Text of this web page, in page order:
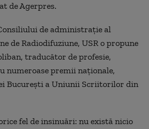
de Agerpres.
de administraţie al
de Radiodifuziune, USR o propune
traducător de profesie,
numeroase premii naţionale,
Bucureşti a Uniunii Scriitorilor din
fel de insinuări: nu există nicio